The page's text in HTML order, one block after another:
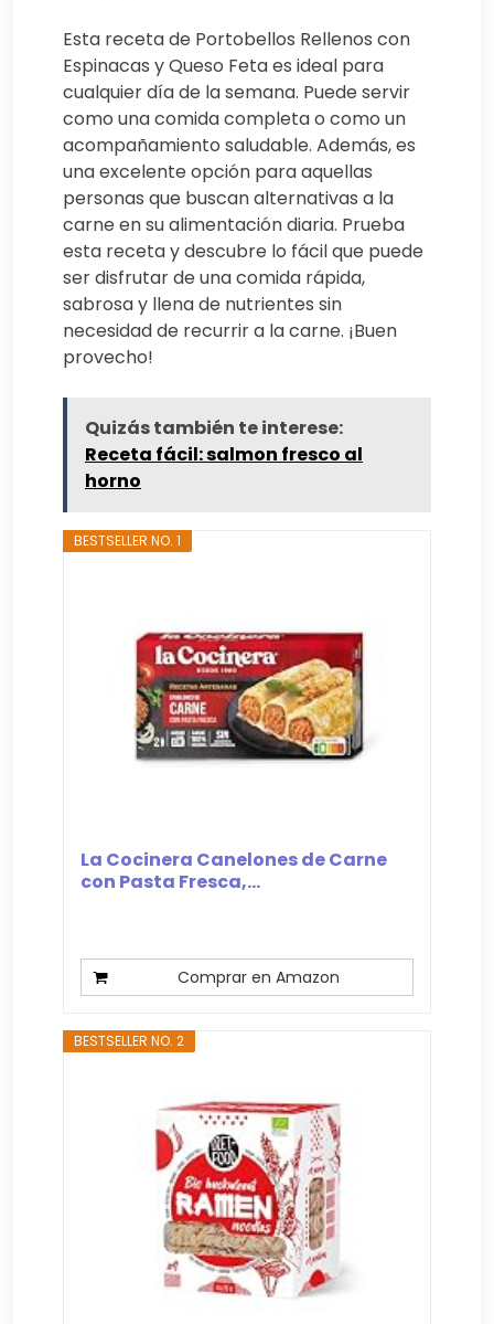
Esta receta de Portobellos Rellenos con
Espinacas y Queso Feta es ideal para
cualquier día de la semana. Puede servir
como una comida completa o como un
acompañamiento saludable. Además, es
una excelente opción para aquellas
personas que buscan alternativas a la
carne en su alimentación diaria. Prueba
esta receta y descubre lo fácil que puede
ser disfrutar de una comida rápida,
sabrosa y llena de nutrientes sin
necesidad de recurrir a la carne. ¡Buen
provecho!
Quizás también te interese:
Receta fácil: salmon fresco al
horno
BESTSELLER NO. 1
La Cocinera Canelones de Carne
con Pasta Fresca,...
Comprar en Amazon
BESTSELLER NO. 2